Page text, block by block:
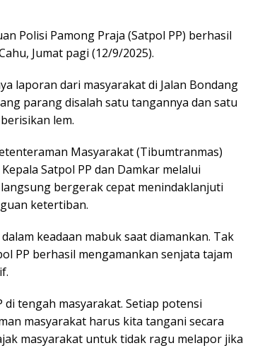
Polisi Pamong Praja (Satpol PP) berhasil
Jumat pagi (12/9/2025).
laporan dari masyarakat di Jalan Bondang
parang disalah satu tangannya dan satu
lem.
Masyarakat (Tibumtranmas)
Satpol PP dan Damkar melalui
bergerak cepat menindaklanjuti
ketertiban.
keadaan mabuk saat diamankan. Tak
PP berhasil mengamankan senjata tajam
di tengah masyarakat. Setiap potensi
masyarakat harus kita tangani secara
masyarakat untuk tidak ragu melapor jika